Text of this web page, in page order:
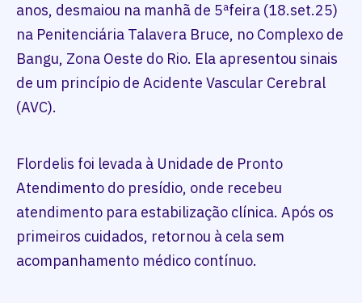
anos, desmaiou na manhã de 5ªfeira (18.set.25)
na Penitenciária Talavera Bruce, no Complexo de
Bangu, Zona Oeste do Rio. Ela apresentou sinais
de um princípio de Acidente Vascular Cerebral
(AVC).
Flordelis foi levada à Unidade de Pronto
Atendimento do presídio, onde recebeu
atendimento para estabilização clínica. Após os
primeiros cuidados, retornou à cela sem
acompanhamento médico contínuo.